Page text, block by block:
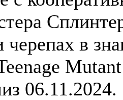
черепах в
06.11.2024.